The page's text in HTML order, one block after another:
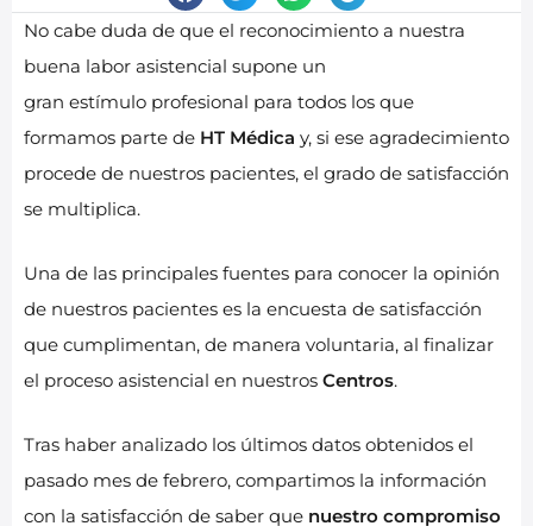
No cabe duda de que el reconocimiento a nuestra
buena labor asistencial supone un
gran estímulo profesional para todos los que
formamos parte de HT Médica y, si ese agradecimiento
procede de nuestros pacientes, el grado de satisfacción
se multiplica.
Una de las principales fuentes para conocer la opinión
de nuestros pacientes es la encuesta de satisfacción
que cumplimentan, de manera voluntaria, al finalizar
el proceso asistencial en nuestros Centros.
Tras haber analizado los últimos datos obtenidos el
pasado mes de febrero, compartimos la información
con la satisfacción de saber que nuestro compromiso